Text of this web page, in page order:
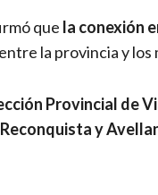
que la conexión
entre la provincia y los
Provincial de
y